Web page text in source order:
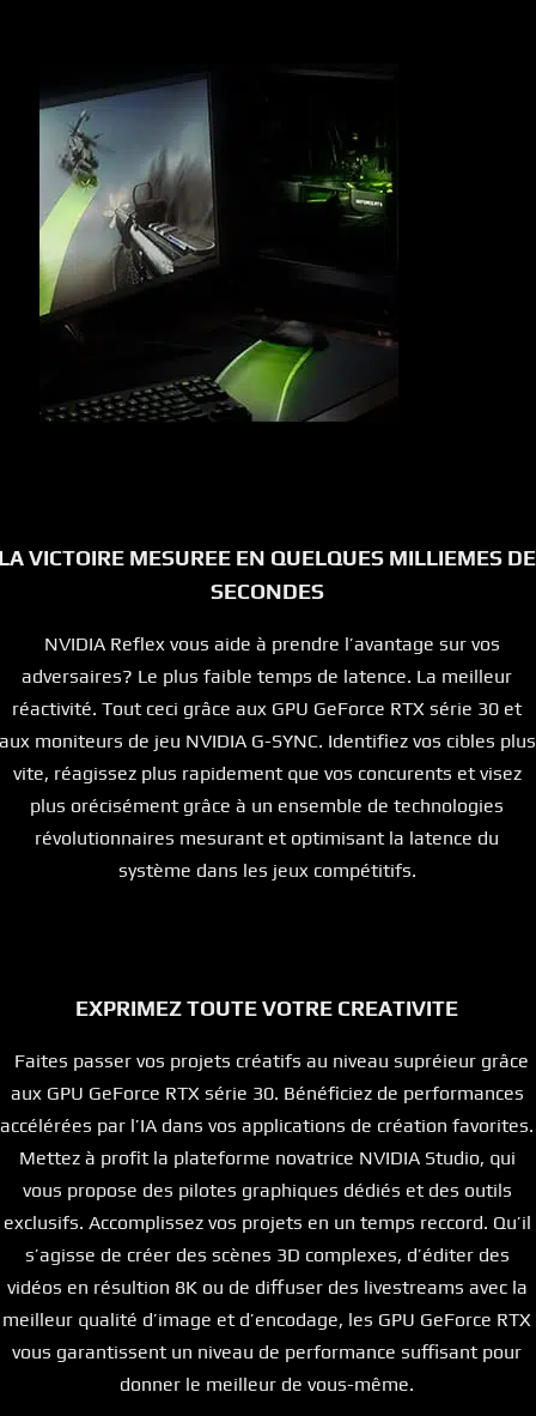
VICTOIRE MESUREE EN QUELQUES MILLIEMES DE
SECONDES
NVIDIA Reflex vous aide à prendre l’avantage sur vos
adversaires? Le plus faible temps de latence. La meilleur
réactivité. Tout ceci grâce aux GPU GeForce RTX série 30 et
moniteurs de jeu NVIDIA G-SYNC. Identifiez vos cibles plus
vite, réagissez plus rapidement que vos concurents et visez
plus orécisément grâce à un ensemble de technologies
révolutionnaires mesurant et optimisant la latence du
système dans les jeux compétitifs.
EXPRIMEZ TOUTE VOTRE CREATIVITE
Faites passer vos projets créatifs au niveau supréieur grâce
aux GPU GeForce RTX série 30. Bénéficiez de performances
accélérées par l’IA dans vos applications de création favorites.
Mettez à profit la plateforme novatrice NVIDIA Studio, qui
vous propose des pilotes graphiques dédiés et des outils
exclusifs. Accomplissez vos projets en un temps reccord. Qu’il
s’agisse de créer des scènes 3D complexes, d’éditer des
vidéos en résultion 8K ou de diffuser des livestreams avec la
meilleur qualité d’image et d’encodage, les GPU GeForce RTX
vous garantissent un niveau de performance suffisant pour
donner le meilleur de vous-même.